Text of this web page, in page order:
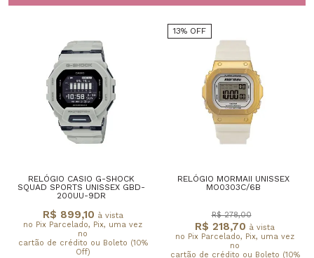
RELÓGIO CASIO G-SHOCK
SQUAD SPORTS UNISSEX GBD-
200UU-9DR
R$ 899,10 à vista
no Pix Parcelado, Pix, uma vez
no
cartão de crédito ou Boleto (10%
Off)
13% OFF
RELÓGIO MORMAII UNISSEX
MO0303C/6B
R$ 218,70 à vista
no Pix Parcelado, Pix, uma vez
no
cartão de crédito ou Boleto (10%
R$ 278,00